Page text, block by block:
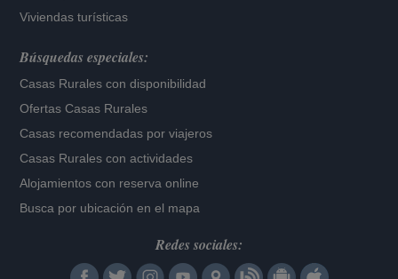
Viviendas turísticas
Búsquedas especiales:
Casas Rurales con disponibilidad
Ofertas Casas Rurales
Casas recomendadas por viajeros
Casas Rurales con actividades
Alojamientos con reserva online
Busca por ubicación en el mapa
Redes sociales: